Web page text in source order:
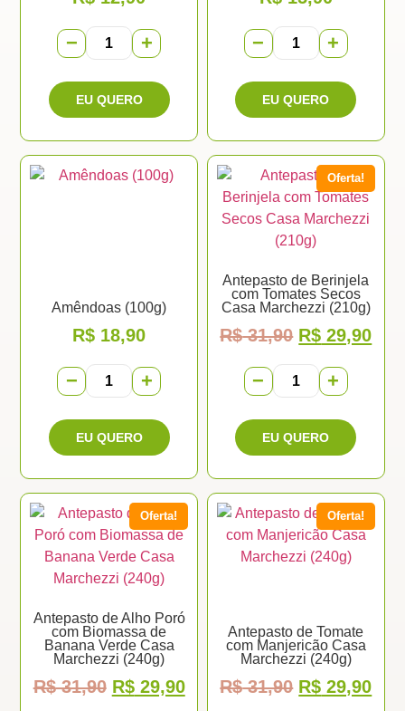
− + − +
Amêndoas (100g)
R$ 18,90
− +
Oferta!
Antepasto de Berinjela
com Tomates Secos
Casa Marchezzi (210g)
R$31,90 R$ 29,90
− +
Oferta!
Antepasto de Alho Poró
com Biomassa de
Banana Verde Casa
Marchezzi (240g)
R$31,90 R$29,90
Oferta!
Antepasto de Tomate
com Manjericão Casa
Marchezzi (240g)
R$31,90 R$ 29,90